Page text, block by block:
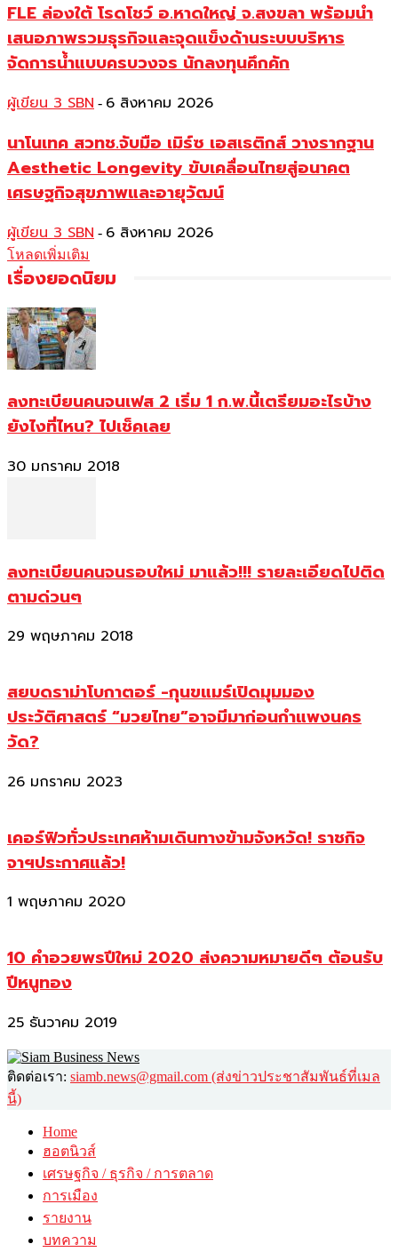
FLE ล่องใต้ โรดโชว์ อ.หาดใหญ่ จ.สงขลา พร้อมนำ
เสนอภาพรวมธุรกิจและจุดแข็งด้านระบบบริหาร
จัดการน้ำแบบครบวงจร นักลงทุนคึกคัก
ผู้เขียน 3 SBN - 6 สิงหาคม 2026
นาโนเทค สวทช.จับมือ เมิร์ซ เอสเธติกส์ วางรากฐาน
Aesthetic Longevity ขับเคลื่อนไทยสู่อนาคต
เศรษฐกิจสุขภาพและอายุวัฒน์
ผู้เขียน 3 SBN - 6 สิงหาคม 2026
โหลดเพิ่มเติม
เรื่องยอดนิยม
ลงทะเบียนคนจนเฟส 2 เริ่ม 1 ก.พ.นี้เตรียมอะไรบ้าง
ยังไงที่ไหน? ไปเช็คเลย
30 มกราคม 2018
ลงทะเบียนคนจนรอบใหม่ มาแล้ว!!! รายละเอียดไปติด
ตามด่วนๆ
29 พฤษภาคม 2018
สยบดราม่าโบกาตอร์ -กุนขแมร์เปิดมุมมอง
ประวัติศาสตร์ “มวยไทย”อาจมีมาก่อนกำแพงนคร
วัด?
26 มกราคม 2023
เคอร์ฟิวทั่วประเทศห้ามเดินทางข้ามจังหวัด! ราชกิจ
จาฯประกาศแล้ว!
1 พฤษภาคม 2020
10 คำอวยพรปีใหม่ 2020 ส่งความหมายดีๆ ต้อนรับ
ปีหนูทอง
25 ธันวาคม 2019
ติดต่อเรา: siamb.news@gmail.com (ส่งข่าวประชาสัมพันธ์ที่เมล
นี้)
Home
ฮอตนิวส์
เศรษฐกิจ / ธุรกิจ / การตลาด
การเมือง
รายงาน
บทความ